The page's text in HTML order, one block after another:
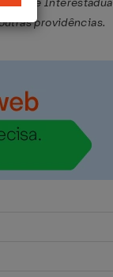
providências.